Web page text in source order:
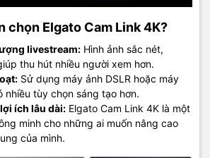
chọn Elgato Cam Link 4K?
livestream: Hình ảnh sắc nét,
thu hút nhiều người xem hơn.
Sử dụng máy ảnh DSLR hoặc máy
nhiều tùy chọn sáng tạo hơn.
ích lâu dài: Elgato Cam Link 4K là một
minh cho những ai muốn nâng cao
của mình.